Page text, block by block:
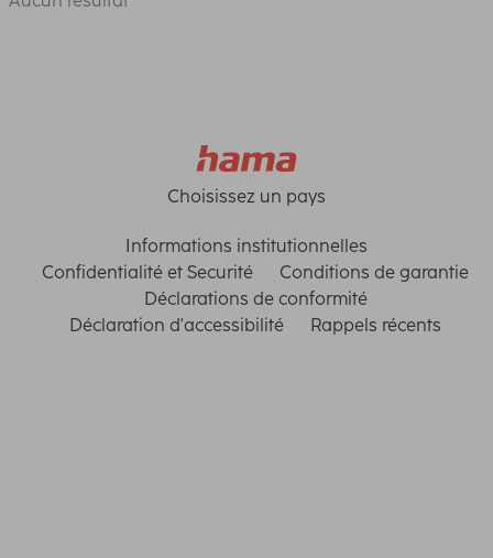
Choisissez un pays
Informations institutionnelles
Confidentialité et Securité
Conditions de garantie
Déclarations de conformité
Déclaration d'accessibilité
Rappels récents